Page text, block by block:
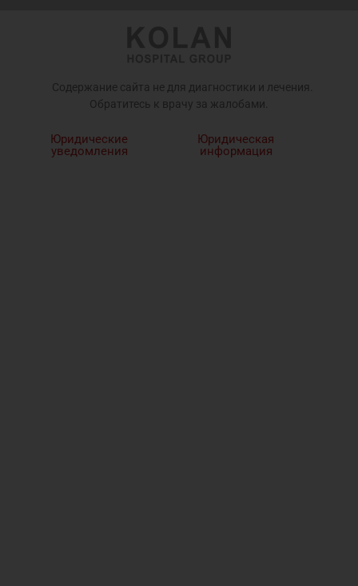
Содержание сайта не для диагностики и лечения.
Обратитесь к врачу за жалобами.
Юридические
уведомления
Юридическая
информация